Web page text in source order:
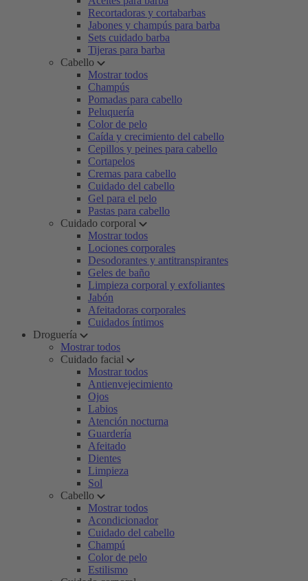
Recortadoras y cortabarbas
Jabones y champús para barba
Sets cuidado barba
Tijeras para barba
Cabello
Mostrar todos
Champús
Pomadas para cabello
Peluquería
Color de pelo
Caída y crecimiento del cabello
Cepillos y peines para cabello
Cortapelos
Cremas para cabello
Cuidado del cabello
Gel para el pelo
Pastas para cabello
Cuidado corporal
Mostrar todos
Lociones corporales
Desodorantes y antitranspirantes
Geles de baño
Limpieza corporal y exfoliantes
Jabón
Afeitadoras corporales
Cuidados íntimos
Droguería
Mostrar todos
Cuidado facial
Mostrar todos
Antienvejecimiento
Ojos
Labios
Atención nocturna
Guardería
Afeitado
Dientes
Limpieza
Sol
Cabello
Mostrar todos
Acondicionador
Cuidado del cabello
Champú
Color de pelo
Estilismo